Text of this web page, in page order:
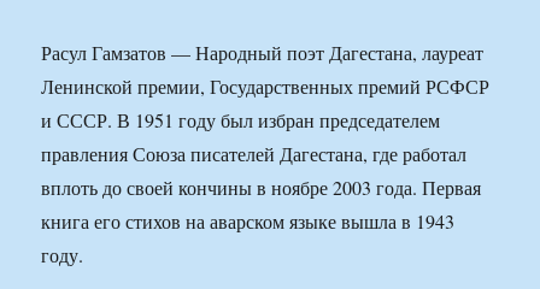
Расул Гамзатов — Народный поэт Дагестана, лауреат
Ленинской премии, Государственных премий РСФСР
и СССР. В 1951 году был избран председателем
правления Союза писателей Дагестана, где работал
вплоть до своей кончины в ноябре 2003 года. Первая
книга его стихов на аварском языке вышла в 1943
году.